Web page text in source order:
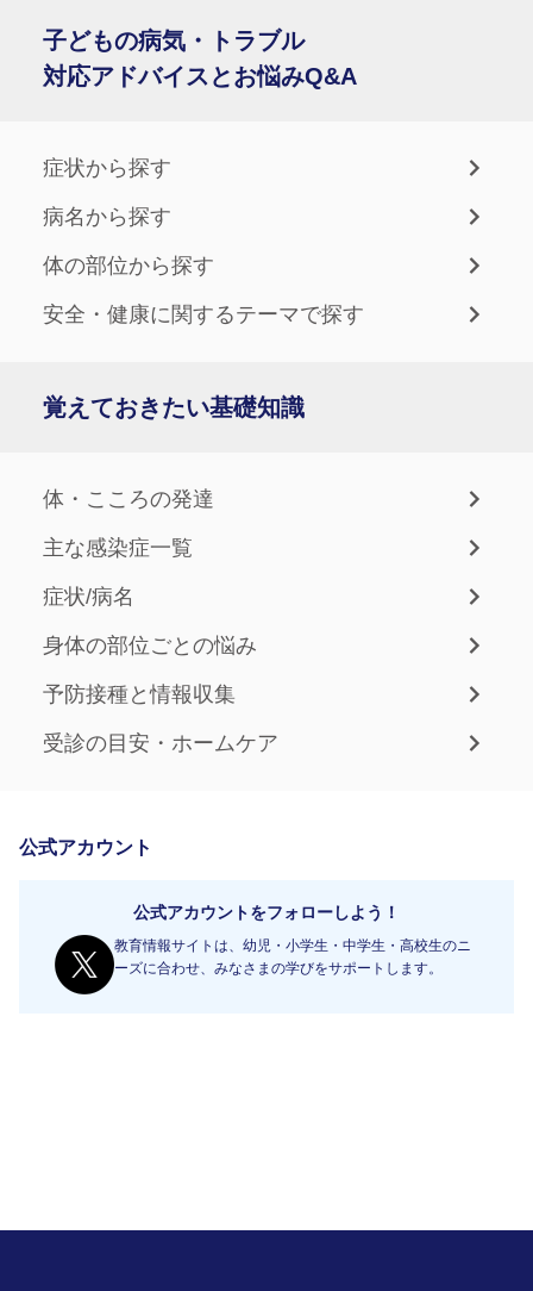
子どもの病気・トラブル
対応アドバイスとお悩みQ&A
症状から探す
病名から探す
体の部位から探す
安全・健康に関するテーマで探す
覚えておきたい基礎知識
体・こころの発達
主な感染症一覧
症状/病名
身体の部位ごとの悩み
予防接種と情報収集
受診の目安・ホームケア
公式アカウント
公式アカウントをフォローしよう！
教育情報サイトは、幼児・小学生・中学生・高校生のニ
ーズに合わせ、みなさまの学びをサポートします。